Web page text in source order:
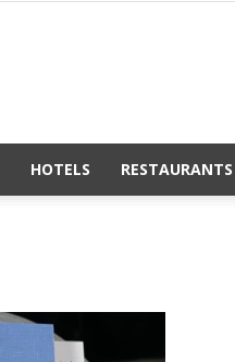
HOTELS RESTAURANTS